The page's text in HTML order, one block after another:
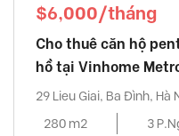
$6,000/tháng
Cho thuê căn hộ
hồ tại Vinhome
29 Lieu Giai, Ba Đình, Hà
280 m2
3